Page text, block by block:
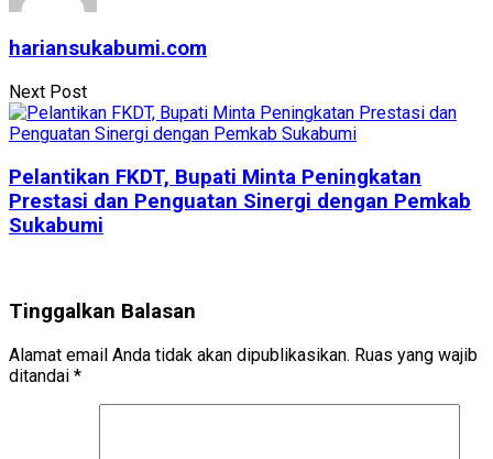
hariansukabumi.com
Next Post
Pelantikan FKDT, Bupati Minta Peningkatan
Prestasi dan Penguatan Sinergi dengan Pemkab
Sukabumi
Tinggalkan Balasan
Alamat email Anda tidak akan dipublikasikan. Ruas yang wajib
ditandai *